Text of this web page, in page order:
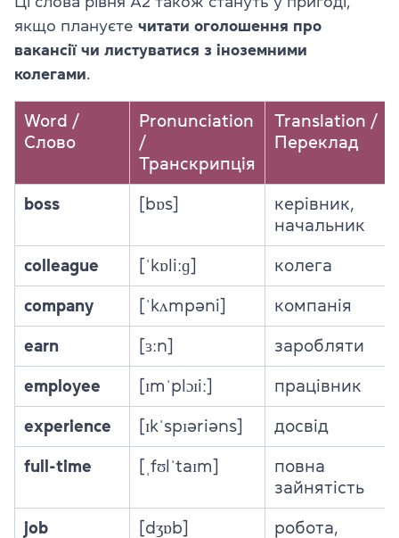
якщо плануєте читати оголошення про
вакансії чи листуватися з іноземними
колегами
Word /
Слово
Pronunciation
/
Транскрипція
Translation /
Переклад
boss [bɒs]
керівник,
начальник
colleague [ˈkɒliːɡ] колега
company [ˈkʌmpəni] компанія
earn [ɜːn] заробляти
employee [ɪmˈplɔɪiː] працівник
experience [ɪkˈspɪəriəns] досвід
full-time [ˌfʊlˈtaɪm]
повна
зайнятість
job [dʒɒb]
робота,